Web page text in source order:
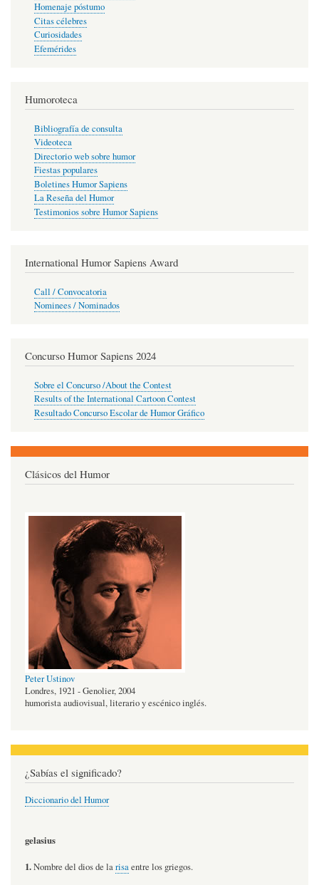
Homenaje póstumo
Citas célebres
Curiosidades
Efemérides
Humoroteca
Bibliografía de consulta
Videoteca
Directorio web sobre humor
Fiestas populares
Boletines Humor Sapiens
La Reseña del Humor
Testimonios sobre Humor Sapiens
International Humor Sapiens Award
Call / Convocatoria
Nominees / Nominados
Concurso Humor Sapiens 2024
Sobre el Concurso /About the Contest
Results of the International Cartoon Contest
Resultado Concurso Escolar de Humor Gráfico
Clásicos del Humor
Peter Ustinov
Londres, 1921 - Genolier, 2004
humorista audiovisual, literario y escénico inglés.
¿Sabías el significado?
Diccionario del Humor
gelasius
1.Nombre del dios de larisaentre los griegos.